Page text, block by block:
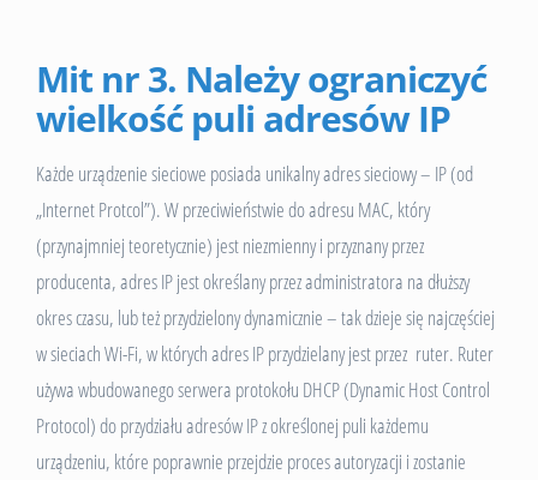
Mit nr 3. Należy ograniczyć
wielkość puli adresów IP
Każde urządzenie sieciowe posiada unikalny adres sieciowy – IP (od
„Internet Protcol”). W przeciwieństwie do adresu MAC, który
(przynajmniej teoretycznie) jest niezmienny i przyznany przez
producenta, adres IP jest określany przez administratora na dłuższy
okres czasu, lub też przydzielony dynamicznie – tak dzieje się najczęściej
w sieciach Wi-Fi, w których adres IP przydzielany jest przez ruter. Ruter
używa wbudowanego serwera protokołu DHCP (Dynamic Host Control
Protocol) do przydziału adresów IP z określonej puli każdemu
urządzeniu, które poprawnie przejdzie proces autoryzacji i zostanie